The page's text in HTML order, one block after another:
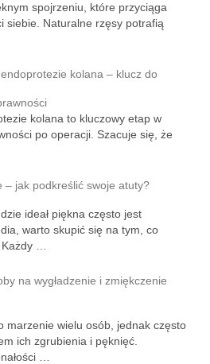
spojrzeniu, które przyciąga
siebie. Naturalne rzęsy potrafią
kolana – klucz do
kolana to kluczowy etap w
po operacji. Szacuje się, że
– jak podkreślić swoje atuty?
ideał piękna często jest
warto skupić się na tym, co
…
na wygładzenie i zmiękczenie
marzenie wielu osób, jednak często
ich zgrubienia i pęknięć.
…